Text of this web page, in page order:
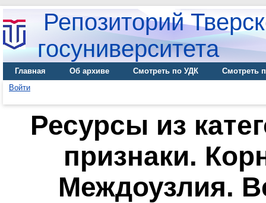
Репозиторий
госуниверситета
Главная Об архиве Смотреть по УДК
Смотреть
Войти
Ресурсы из
признаки.
Междоузлия.